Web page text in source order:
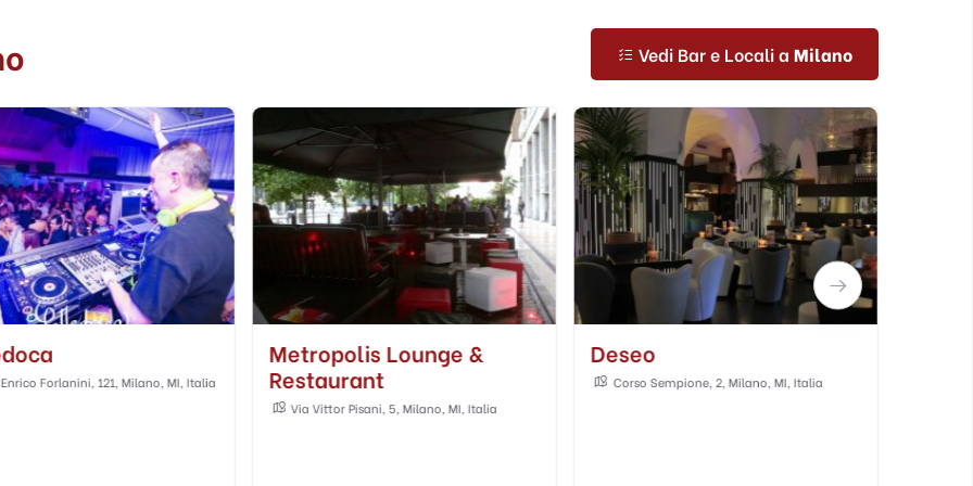
Vedi Bar e Locali a Milano
Forlanini, 121, Milano, MI, Italia
Metropolis Lounge &
Restaurant
Via Vittor Pisani, 5, Milano, MI, Italia
Deseo
Corso Sempione, 2, Milano, MI, Italia